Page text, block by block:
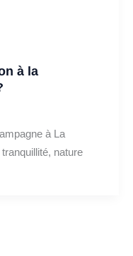
à la
à La
nature